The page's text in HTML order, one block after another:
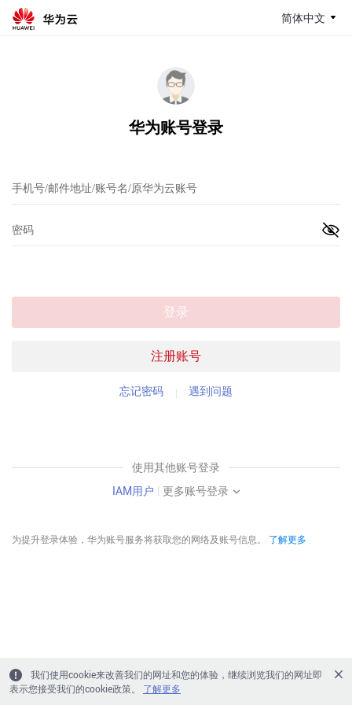
简体中文
华为账号登录
注册账号
登录
忘记密码 遇到问题
使用其他账号登录
IAM用户 | 更多账号登录
为提升登录体验，华为账号服务将获取您的网络及账号信息。 了解更多
我们使用cookie来改善我们的网址和您的体验，继续浏览我们的网址即
表示您接受我们的cookie政策。
了解更多